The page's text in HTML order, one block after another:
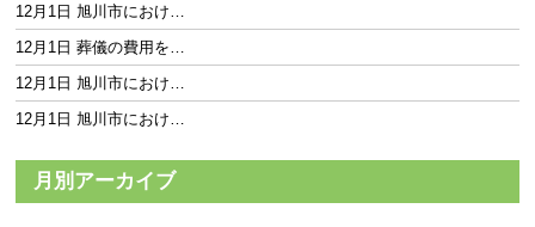
12月1日 旭川市におけ…
12月1日 葬儀の費用を…
12月1日 旭川市におけ…
12月1日 旭川市におけ…
月別アーカイブ